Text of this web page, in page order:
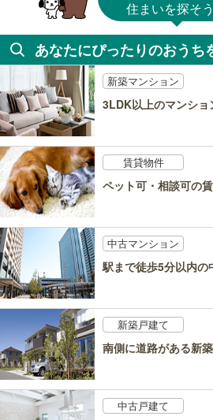
住まいを探そう
あなたにぴったりのおうち
新築マンション
3LDK以上のマンショ
賃貸物件
ペット可・相談可の
中古マンション
駅まで徒歩5分以内の
新築戸建て
南側に道路がある新
中古戸建て